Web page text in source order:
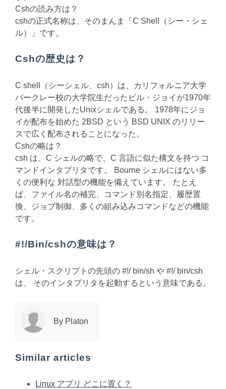
Cshの読み方は？
cshの正式名称は、そのまんま「C Shell（シー・シェ
ル）」です。
Cshの歴史は？
C shell（シーシェル、csh）は、カリフォルニア大学
バークレー校の大学院生だったビル・ジョイが1970年
代後半に開発したUnixシェルである。 1978年にジョ
イが配布を始めた 2BSD という BSD UNIX のリリー
スで広く配布されることになった。
Cshの略は？
csh は、C シェルの略で、C 言語に似た構文を持つ コ
マンドインタプリタです。 Bourne シェルにはない多
くの便利な 対話型の機能を備えています。 たとえ
ば、ファイル名の補完、コマンド別名指定、履歴置
換、ジョブ制御、多くの組み込みコマンドなどの機能
です。
#!/Bin/cshの意味は？
シェル・スクリプトの先頭の #!/ bin/sh や #!/ bin/csh
は、 そのインタプリタを起動するという意味である。
By Platon
Similar articles
Linux アプリ どこに置く？